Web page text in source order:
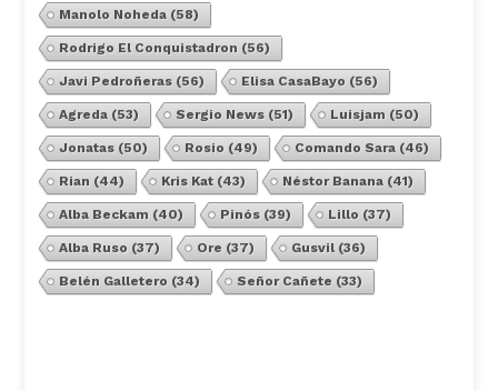
Manolo Noheda(58)
Rodrigo El Conquistadron (56)
Javi Pedroñeras(56) Elisa CasaBayo (56)
Agreda(53) Sergio News(51) Luisjam (50)
Jonatas(50) Rosio (49) Comando Sara(46)
Rian (44) Kris Kat(43) Néstor Banana(41)
Alba Beckam (40) Pinós(39) Lillo (37)
Alba Ruso (37) Ore (37) Gusvil(36)
Belén Galletero (34) Señor Cañete (33)